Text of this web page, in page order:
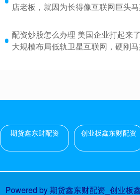
店老板，就因为长得像互联网巨头
配资炒股怎么办理 美国企业打起来
大规模布局低轨卫星互联网，硬刚
期货鑫东财配资 创业板鑫东财配资
Powered by期货鑫东财配资_创业板